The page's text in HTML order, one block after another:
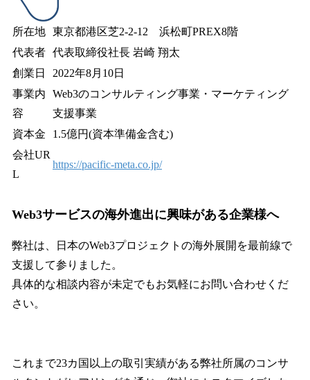
所在地 東京都港区芝2-2-12 浜松町PREX8階
代表者 代表取締役社長 岩崎 翔太
創業日
2022年8月10日
事業内
容
Web3のコンサルティング事業・マーケティング
支援事業
資本金
1.5億円(資本準備金含む)
会社UR
L
https://pacific-meta.co.jp/
Web3サービスの海外進出に興味がある企業様へ
弊社は、日本のWeb3プロジェクトの海外展開を最前線で
支援して参りました。
具体的な相談内容が未定でもお気軽にお問い合わせくだ
さい。
これまで23カ国以上の取引実績がある弊社所属のコンサ